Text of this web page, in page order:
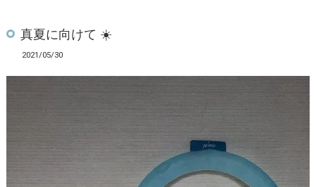
真夏に向けて ☀️
2021/05/30